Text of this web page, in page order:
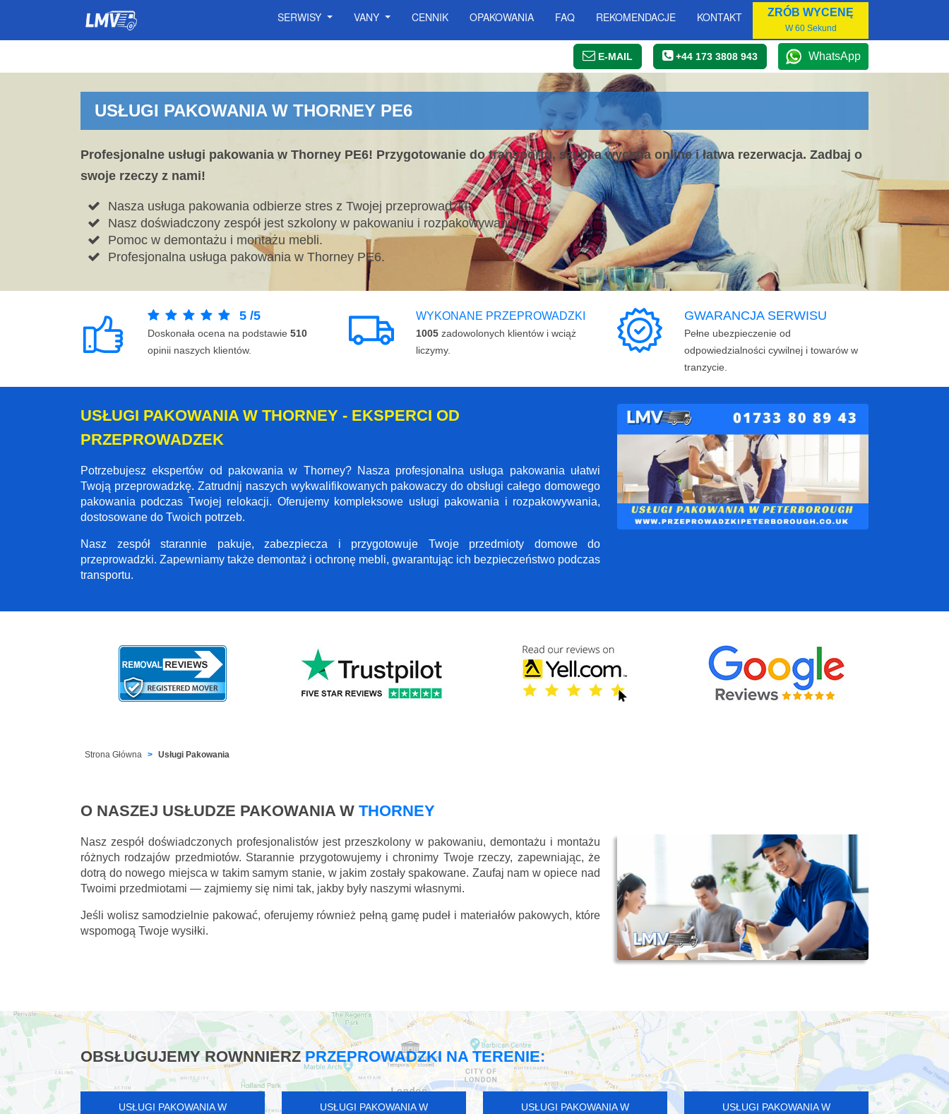
SERWISY VANY CENNIK OPAKOWANIA FAQ REKOMENDACJE KONTAKT ZRÓB WYCENĘ
W 60 Sekund
E-MAIL +44 173 3808 943 WhatsApp
USŁUGI PAKOWANIA W THORNEY PE6
Profesjonalne usługi pakowania w Thorney PE6! Przygotowanie do transportu, szybka wycena online i łatwa rezerwacja. Zadbaj o
swoje rzeczy z nami!
Nasza usługa pakowania odbierze stres z Twojej przeprowadzki.
Nasz doświadczony zespół jest szkolony w pakowaniu i rozpakowywaniu.
Pomoc w demontażu i montażu mebli.
Profesjonalna usługa pakowania w Thorney PE6.
5 /5
Doskonała ocena na podstawie 510
opinii naszych klientów.
WYKONANE PRZEPROWADZKI
1005 zadowolonych klientów i wciąż
liczymy.
GWARANCJA SERWISU
Pełne ubezpieczenie od
odpowiedzialności cywilnej i towarów w
tranzycie.
USŁUGI PAKOWANIA W THORNEY - EKSPERCI OD
PRZEPROWADZEK
Potrzebujesz ekspertów od pakowania w Thorney? Nasza profesjonalna usługa pakowania ułatwi
Twoją przeprowadzkę. Zatrudnij naszych wykwalifikowanych pakowaczy do obsługi całego domowego
pakowania podczas Twojej relokacji. Oferujemy kompleksowe usługi pakowania i rozpakowywania,
dostosowane do Twoich potrzeb.
Nasz zespół starannie pakuje, zabezpiecza i przygotowuje Twoje przedmioty domowe do
przeprowadzki. Zapewniamy także demontaż i ochronę mebli, gwarantując ich bezpieczeństwo podczas
transportu.
Strona Główna Usługi Pakowania
O NASZEJ USŁUDZE PAKOWANIA W THORNEY
Nasz zespół doświadczonych profesjonalistów jest przeszkolony w pakowaniu, demontażu i montażu
różnych rodzajów przedmiotów. Starannie przygotowujemy i chronimy Twoje rzeczy, zapewniając, że
dotrą do nowego miejsca w takim samym stanie, w jakim zostały spakowane. Zaufaj nam w opiece nad
Twoimi przedmiotami — zajmiemy się nimi tak, jakby były naszymi własnymi.
Jeśli wolisz samodzielnie pakować, oferujemy również pełną gamę pudeł i materiałów pakowych, które
wspomogą Twoje wysiłki.
OBSŁUGUJEMY ROWNNIERZPRZEPROWADZKI NA TERENIE:
USŁUGI PAKOWANIA W
USŁUGI PAKOWANIA W
USŁUGI PAKOWANIA W
USŁUGI PAKOWANIA W